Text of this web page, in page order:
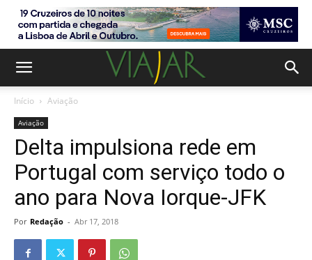
Início Aviação
Aviação
Delta impulsiona rede em
Portugal com serviço todo o
ano para Nova Iorque-JFK
Por Redação - Abr 17, 2018